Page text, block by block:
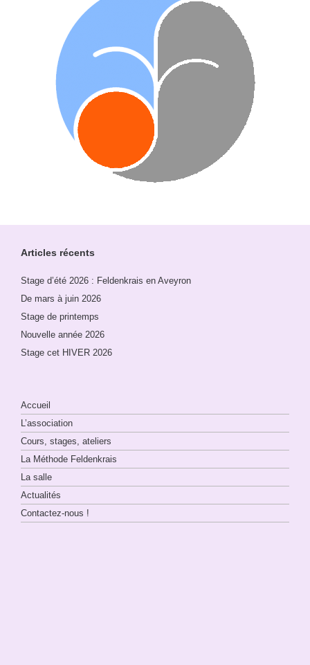
Articles récents
Stage d’été 2026 : Feldenkrais en Aveyron
De mars à juin 2026
Stage de printemps
Nouvelle année 2026
Stage cet HIVER 2026
Accueil
L’association
Cours, stages, ateliers
La Méthode Feldenkrais
La salle
Actualités
Contactez-nous !